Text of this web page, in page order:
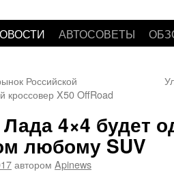
АВТОСОВЕТЫ
Российской
X50 OffRoad
4×4 будет
любому SUV
автором Apinews